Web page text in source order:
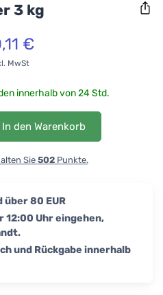
3 kg
€
MwSt
innerhalb von 24 Std.
In den Warenkorb
Sie 502Punkte.
über 80 EUR
12:00 Uhr eingehen,
und Rückgabe innerhalb